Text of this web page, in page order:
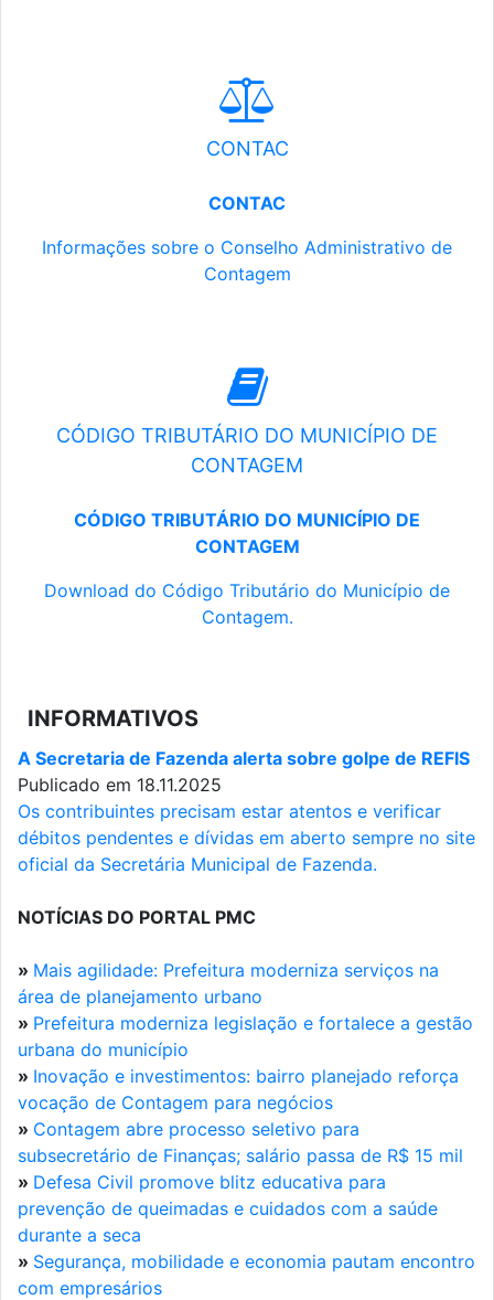
CONTAC
CONTAC
Informações sobre o Conselho Administrativo de
Contagem
CÓDIGO TRIBUTÁRIO DO MUNICÍPIO DE
CONTAGEM
CÓDIGO TRIBUTÁRIO DO MUNICÍPIO DE
CONTAGEM
Download do Código Tributário do Município de
Contagem.
INFORMATIVOS
A Secretaria de Fazenda alerta sobre golpe de REFIS
Publicado em 18.11.2025
Os contribuintes precisam estar atentos e verificar
débitos pendentes e dívidas em aberto sempre no site
oficial da Secretária Municipal de Fazenda.
NOTÍCIAS DO PORTAL PMC
» Mais agilidade: Prefeitura moderniza serviços na
área de planejamento urbano
» Prefeitura moderniza legislação e fortalece a gestão
urbana do município
» Inovação e investimentos: bairro planejado reforça
vocação de Contagem para negócios
» Contagem abre processo seletivo para
subsecretário de Finanças; salário passa de R$ 15 mil
» Defesa Civil promove blitz educativa para
prevenção de queimadas e cuidados com a saúde
durante a seca
» Segurança, mobilidade e economia pautam encontro
com empresários